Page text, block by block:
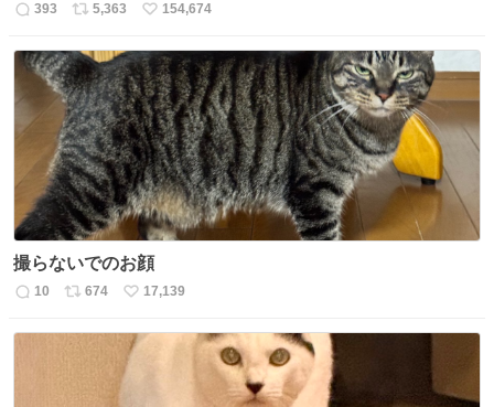
返
数
393
リ
ス
ト
数
5,363
い
ね
数
154,674
撮らないでのお顔
返
10
リ
ス
数
674
い
ね
数
17,139